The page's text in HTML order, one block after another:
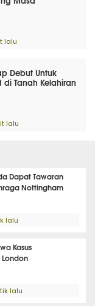
lalu
Debut Untuk
Tanah Kelahiran
lalu
Dapat Tawaran
Nottingham
lalu
Kasus
lalu